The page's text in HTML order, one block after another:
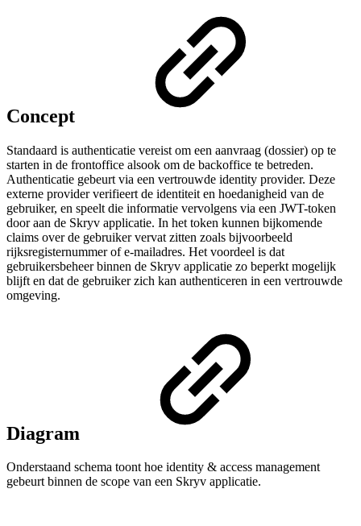
Concept
Standaard is authenticatie vereist om een aanvraag (dossier) op te
starten in de frontoffice alsook om de backoffice te betreden.
Authenticatie gebeurt via een vertrouwde identity provider. Deze
externe provider verifieert de identiteit en hoedanigheid van de
gebruiker, en speelt die informatie vervolgens via een JWT-token
door aan de Skryv applicatie. In het token kunnen bijkomende
claims over de gebruiker vervat zitten zoals bijvoorbeeld
rijksregisternummer of e-mailadres. Het voordeel is dat
gebruikersbeheer binnen de Skryv applicatie zo beperkt mogelijk
blijft en dat de gebruiker zich kan authenticeren in een vertrouwde
omgeving.
Diagram
Onderstaand schema toont hoe identity & access management
gebeurt binnen de scope van een Skryv applicatie.